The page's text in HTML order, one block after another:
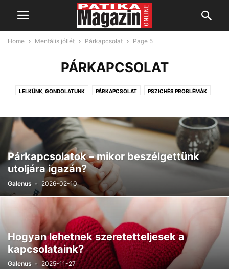
Home Mentális jóllét Párkapcsolat Page 5
PÁRKAPCSOLAT
LELKÜNK, GONDOLATUNK PÁRKAPCSOLAT PSZICHÉS PROBLÉMÁK
Párkapcsolatok – mikor beszélgettünk
utoljára igazán?
Galenus - 2026-02-10
Hogyan lehetnek szeretetteljesek a
kapcsolataink?
Galenus - 2025-11-27